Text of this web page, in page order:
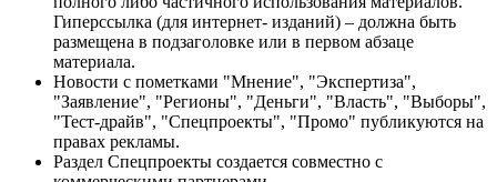
Гиперссылка (для интернет- изданий) – должна быть
размещена в подзаголовке или в первом абзаце
материала.
Новости с пометками "Мнение", "Экспертиза",
"Заявление", "Регионы", "Деньги", "Власть", "Выборы",
"Тест-драйв", "Спецпроекты", "Промо" публикуются на
правах рекламы.
Раздел Спецпроекты создается совместно с